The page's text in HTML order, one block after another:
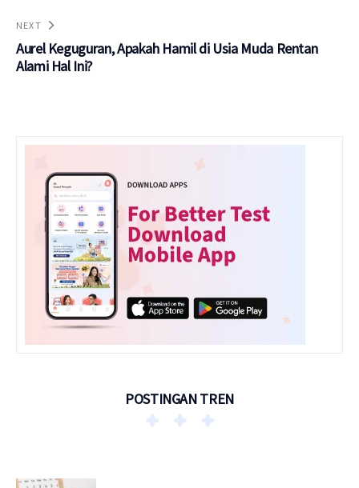
NEXT
Aurel Keguguran, Apakah Hamil di Usia Muda Rentan
Alami Hal Ini?
POSTINGAN TREN